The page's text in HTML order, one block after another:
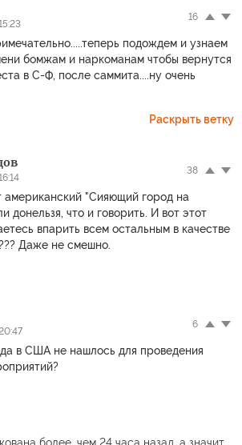
16
подождем и узнаем
бомжам и наркоманам чтобы вернутся
в С-Ф, после саммита....ну очень
Раскрыть ветку
38
американский "Сияющий город на
донельзя, что и говорить. И вот этот
впарить всем остальным в качестве
Даже не смешно.
6
в США не нашлось для проведения
более, чем 24 часа назад, а значит,